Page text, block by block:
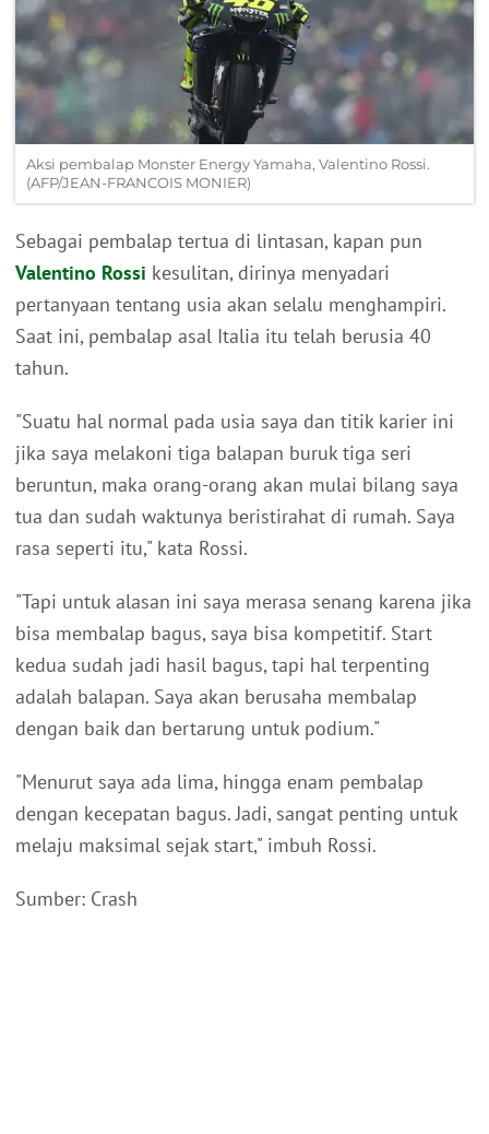
Aksi pembalap Monster Energy Yamaha, Valentino Rossi.
(AFP/JEAN-FRANCOIS MONIER)
Sebagai pembalap tertua di lintasan, kapan pun
Valentino Rossi kesulitan, dirinya menyadari
pertanyaan tentang usia akan selalu menghampiri.
Saat ini, pembalap asal Italia itu telah berusia 40
tahun.
"Suatu hal normal pada usia saya dan titik karier ini
jika saya melakoni tiga balapan buruk tiga seri
beruntun, maka orang-orang akan mulai bilang saya
tua dan sudah waktunya beristirahat di rumah. Saya
rasa seperti itu," kata Rossi.
"Tapi untuk alasan ini saya merasa senang karena jika
bisa membalap bagus, saya bisa kompetitif. Start
kedua sudah jadi hasil bagus, tapi hal terpenting
adalah balapan. Saya akan berusaha membalap
dengan baik dan bertarung untuk podium."
"Menurut saya ada lima, hingga enam pembalap
dengan kecepatan bagus. Jadi, sangat penting untuk
melaju maksimal sejak start," imbuh Rossi.
Sumber: Crash